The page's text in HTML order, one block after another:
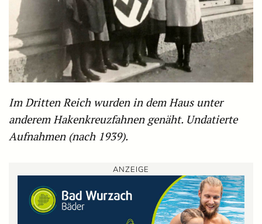
Im Dritten Reich wurden in dem Haus unter
anderem Hakenkreuzfahnen genäht. Undatierte
Aufnahmen (nach 1939).
ANZEIGE